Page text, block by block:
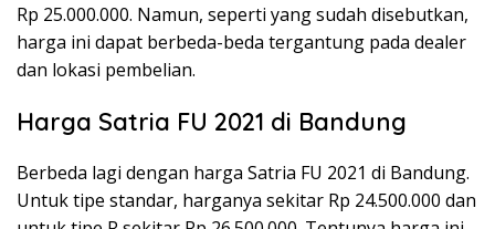
Rp 25.000.000. Namun, seperti yang sudah disebutkan,
harga ini dapat berbeda-beda tergantung pada dealer
dan lokasi pembelian.
Harga Satria FU 2021 di Bandung
Berbeda lagi dengan harga Satria FU 2021 di Bandung.
Untuk tipe standar, harganya sekitar Rp 24.500.000 dan